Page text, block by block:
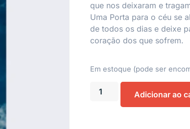
que nos deixaram e
Uma Porta para o céu se
de todos os dias e deixe
coração dos que sofrem.
Em estoque (pode ser
Adicionar ao